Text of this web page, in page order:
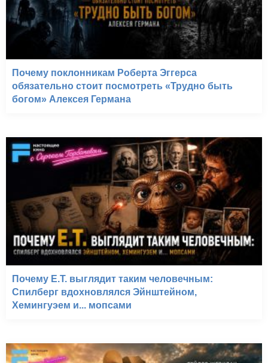
Почему поклонникам Роберта Эггерса
обязательно стоит посмотреть «Трудно быть
богом» Алексея Германа
Почему E.T. выглядит таким человечным:
Спилберг вдохновлялся Эйнштейном,
Хемингуэем и... мопсами